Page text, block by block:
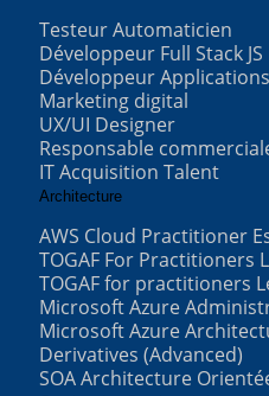
Testeur Automaticien
Développeur Full Stack JS
Développeur
Marketing digital
UX/UI Designer
Responsable
IT Acquisition Talent
Architecture
AWS Cloud Practitioner
TOGAF For Practitioners
TOGAF for practitioners
Microsoft Azure
Microsoft Azure
Derivatives (Advanced)
SOA Architecture